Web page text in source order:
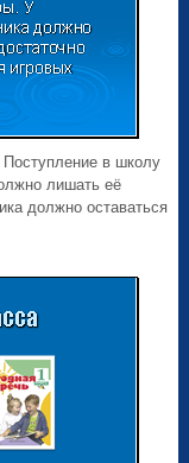
Поступление в школу
лишать её
должно оставаться